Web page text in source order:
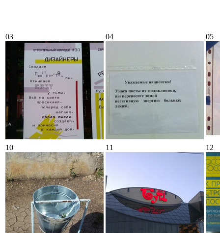
03 04 05
10 11 12